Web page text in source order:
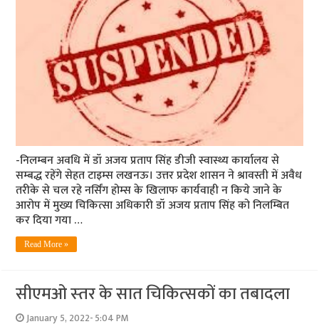
-निलम्बन अवधि में डॉ अजय प्रताप सिंह डीजी स्वास्थ्य कार्यालय से
सम्बद्ध रहेंगे सेहत टाइम्स लखनऊ। उत्तर प्रदेश शासन ने श्रावस्ती में अवैध
तरीके से चल रहे नर्सिंग होम्स के खिलाफ कार्यवाही न किये जाने के
आरोप में मुख्य चिकित्सा अधिकारी डॉ अजय प्रताप सिंह को निलम्बित
कर दिया गया …
Read More »
सीएमओ स्‍तर के सात चिकित्‍सकों का तबादला
January 5, 2022- 5:04 PM